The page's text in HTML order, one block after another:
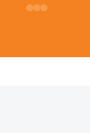
Loading…